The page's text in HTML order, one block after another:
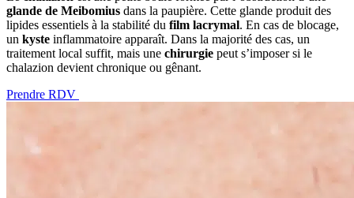
glande de Meibomius dans la paupière. Cette glande produit des
lipides essentiels à la stabilité du film lacrymal. En cas de blocage,
un kyste inflammatoire apparaît. Dans la majorité des cas, un
traitement local suffit, mais une chirurgie peut s’imposer si le
chalazion devient chronique ou gênant.
Prendre RDV